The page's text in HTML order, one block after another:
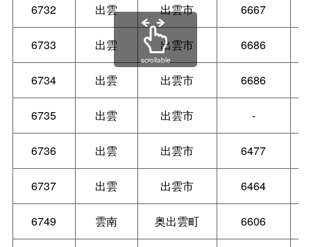
6732 出雲 出雲市 6667
6733 出雲 出雲市 6686
6734 出雲 出雲市 6686
6735 出雲 出雲市 -
6736 出雲 出雲市 6477
6737 出雲 出雲市 6464
6749 雲南 奥出雲町 6606
scrollable